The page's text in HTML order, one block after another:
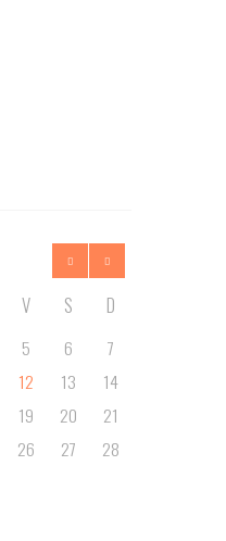
V S D
5 6
7
12 13
14
19 20
21
26 27
28